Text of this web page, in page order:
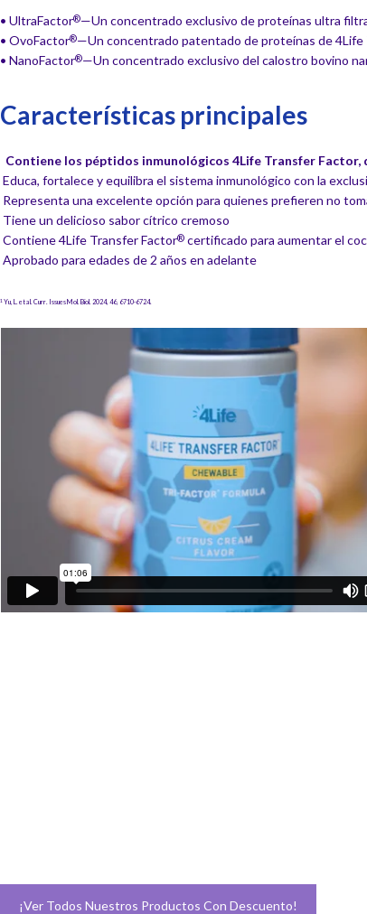
• UltraFactor®—Un concentrado exclusivo de proteínas ultra
• OvoFactor®—Un concentrado patentado de proteínas de 4Life
• NanoFactor®—Un concentrado exclusivo del calostro bovino
Características principales
Contiene los péptidos inmunológicos 4Life Transfer
Educa, fortalece y equilibra el sistema inmunológico con la
Representa una excelente opción para quienes prefieren no
Tiene un delicioso sabor cítrico cremoso
Contiene 4Life Transfer Factor® certificado para aumentar el
Aprobado para edades de 2 años en adelante
1Yu, L. et al. Curr. Issues Mol. Biol. 2024, 46, 6710-6724.
¡Ver Todos Nuestros Productos Con Descuento!